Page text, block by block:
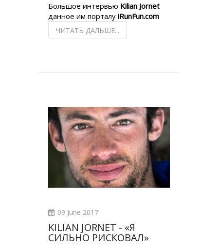
Большое интервью Kilian Jornet
данное им порталу iRunFun.com
ЧИТАТЬ ДАЛЬШЕ...
09 June 2017
KILIAN JORNET - «Я
СИЛЬНО РИСКОВАЛ»